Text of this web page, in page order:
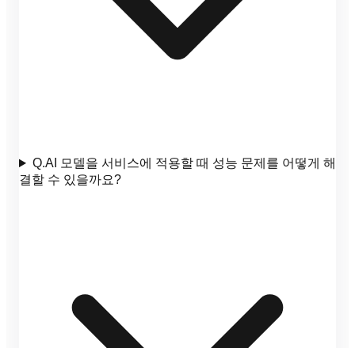
Q.AI 모델을 서비스에 적용할 때 성능 문제를 어떻게 해
결할 수 있을까요?